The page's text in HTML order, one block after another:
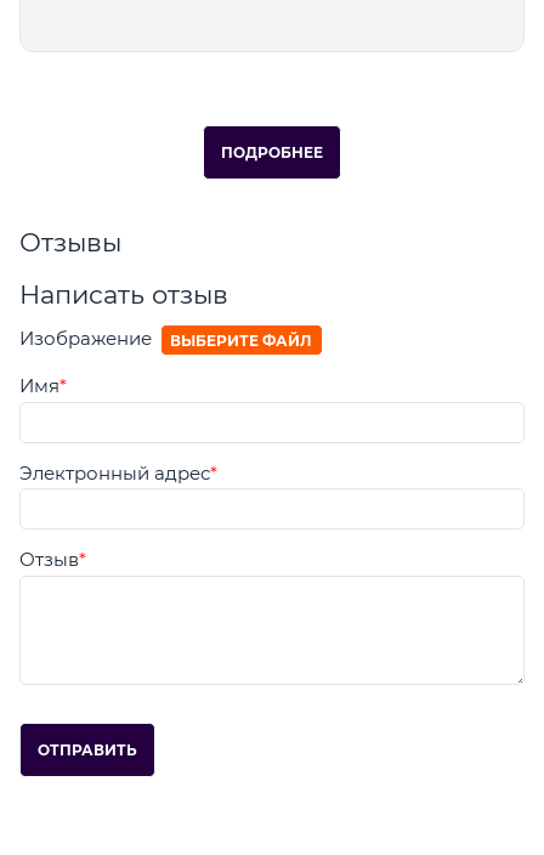
ПОДРОБНЕЕ
Отзывы
Написать отзыв
Изображение ВЫБЕРИТЕ ФАЙЛ
Имя
Электронный адрес
Отзыв